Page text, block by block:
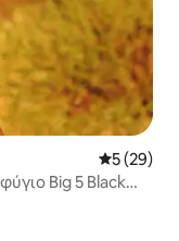
Μέση
5 (29)
Big 5 Black